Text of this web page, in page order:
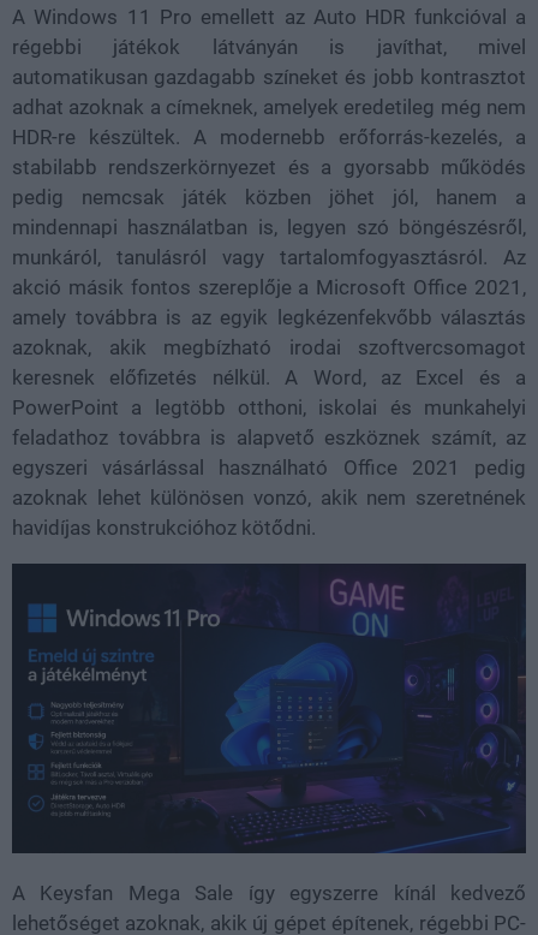
A Windows 11 Pro emellett az Auto HDR funkcióval a
régebbi játékok látványán is javíthat, mivel
automatikusan gazdagabb színeket és jobb kontrasztot
adhat azoknak a címeknek, amelyek eredetileg még nem
HDR-re készültek. A modernebb erőforrás-kezelés, a
stabilabb rendszerkörnyezet és a gyorsabb működés
pedig nemcsak játék közben jöhet jól, hanem a
mindennapi használatban is, legyen szó böngészésről,
munkáról, tanulásról vagy tartalomfogyasztásról. Az
akció másik fontos szereplője a Microsoft Office 2021,
amely továbbra is az egyik legkézenfekvőbb választás
azoknak, akik megbízható irodai szoftvercsomagot
keresnek előfizetés nélkül. A Word, az Excel és a
PowerPoint a legtöbb otthoni, iskolai és munkahelyi
feladathoz továbbra is alapvető eszköznek számít, az
egyszeri vásárlással használható Office 2021 pedig
azoknak lehet különösen vonzó, akik nem szeretnének
havidíjas konstrukcióhoz kötődni.
A Keysfan Mega Sale így egyszerre kínál kedvező
lehetőséget azoknak, akik új gépet építenek, régebbi PC-